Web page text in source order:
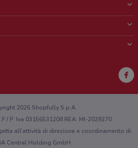
web o sull'app?
2026 Shopfully S.p.A.
/ P. Iva 03156531208 REA: MI-2029270
all’attività di direzione e coordinamento di
Central Holding GmbH